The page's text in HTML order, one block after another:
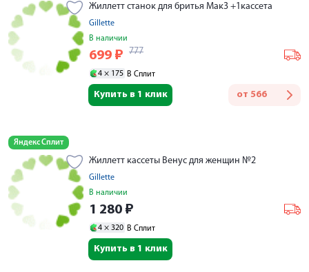
Жиллетт станок для бритья Мак3 +1кассета
Gillette
В наличии
699 ₽ 777
4 × 175 В Сплит
от 566
Купить в 1 клик
Яндекс Сплит
Жиллетт кассеты Венус для женщин №2
Gillette
В наличии
1 280 ₽
4 × 320 В Сплит
Купить в 1 клик